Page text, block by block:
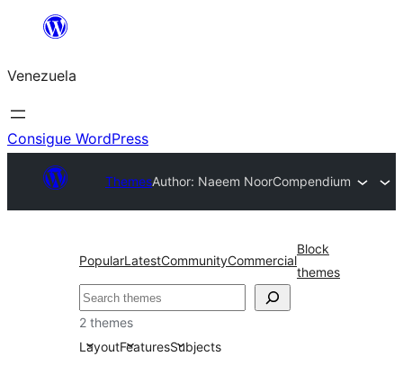
Saltar
contenido
Venezuela
Consigue WordPress
ThemesAuthor: Naeem NoorCompendium
PopularLatestCommunityCommercial
Block
themes
Buscar
2 themes
LayoutFeaturesSubjects